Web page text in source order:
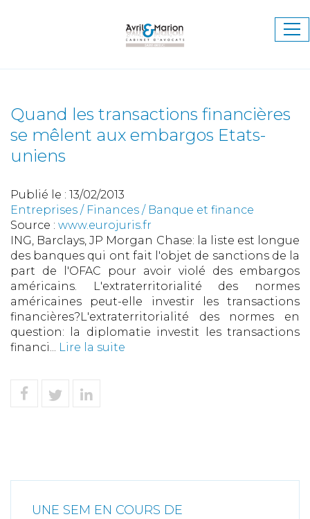
Quand les transactions financières
se mêlent aux embargos Etats-
uniens
Publié le : 13/02/2013
Entreprises / Finances / Banque et finance
Source : www.eurojuris.fr
ING, Barclays, JP Morgan Chase: la liste est longue
des banques qui ont fait l'objet de sanctions de la
part de l'OFAC pour avoir violé des embargos
américains. L'extraterritorialité des normes
américaines peut-elle investir les transactions
financières?L'extraterritorialité des normes en
question: la diplomatie investit les transactions
financi... Lire la suite
UNE SEM EN COURS DE